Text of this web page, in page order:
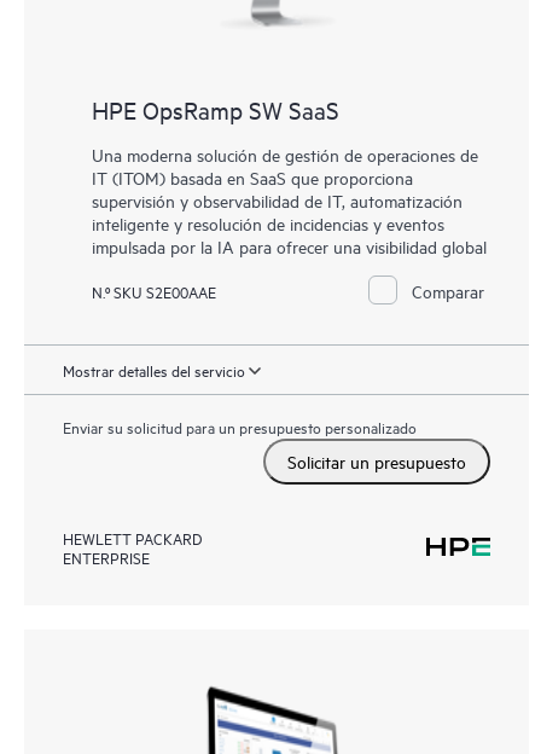
HPE OpsRamp SW SaaS
Una moderna solución de gestión de operaciones de
IT (ITOM) basada en SaaS que proporciona
supervisión y observabilidad de IT, automatización
inteligente y resolución de incidencias y eventos
impulsada por la IA para ofrecer una visibilidad global
N.º SKU S2E00AAE Comparar
Mostrar detalles del servicio
Enviar su solicitud para un presupuesto personalizado
Solicitar un presupuesto
HEWLETT PACKARD
ENTERPRISE